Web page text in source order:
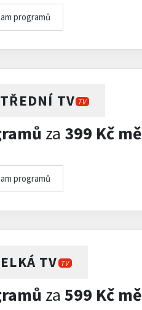
programů
TV TV
za 399 Kč
programů
TV TV
za 599 Kč